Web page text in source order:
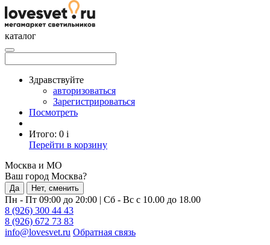
каталог
Здравствуйте
авторизоваться
Зарегистрироваться
Посмотреть
Итого: 0 i
Перейти в корзину
Москва и МО
Ваш город Москва?
Да Нет, сменить
Пн - Пт 09:00 до 20:00 | Сб - Вс с 10.00 до 18.00
8 (926) 300 44 43
8 (926) 672 73 83
info@lovesvet.ru Обратная связь